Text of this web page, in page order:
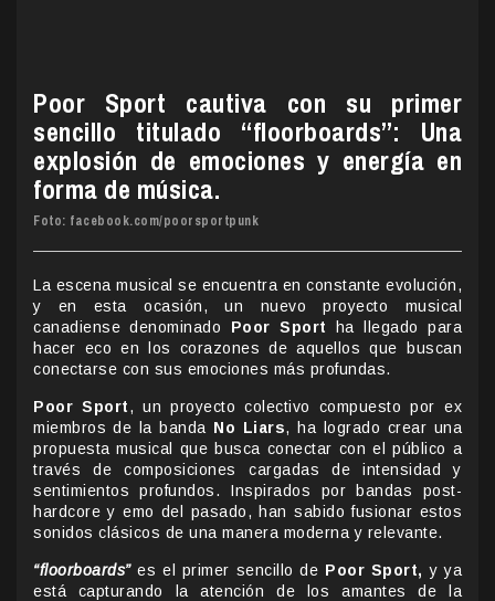
Poor Sport cautiva con su primer
sencillo titulado “floorboards”: Una
explosión de emociones y energía en
forma de música.
Foto: facebook.com/poorsportpunk
La escena musical se encuentra en constante evolución,
y en esta ocasión, un nuevo proyecto musical
canadiense denominado Poor Sport ha llegado para
hacer eco en los corazones de aquellos que buscan
conectarse con sus emociones más profundas.
Poor Sport, un proyecto colectivo compuesto por ex
miembros de la banda No Liars, ha logrado crear una
propuesta musical que busca conectar con el público a
través de composiciones cargadas de intensidad y
sentimientos profundos. Inspirados por bandas post-
hardcore y emo del pasado, han sabido fusionar estos
sonidos clásicos de una manera moderna y relevante.
“floorboards”es el primer sencillo de Poor Sport, y ya
está capturando la atención de los amantes de la